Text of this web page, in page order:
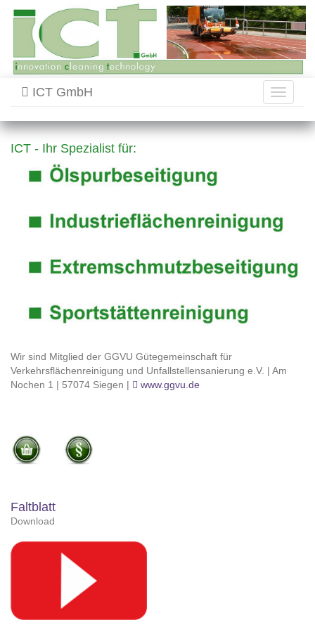
Toggle
ICT GmbH
ICT - Ihr Spezialist für:
Wir sind Mitglied der GGVU Gütegemeinschaft für
Verkehrsflächenreinigung und Unfallstellensanierung e.V. | Am
Nochen 1 | 57074 Siegen |
www.ggvu.de
Faltblatt
Download